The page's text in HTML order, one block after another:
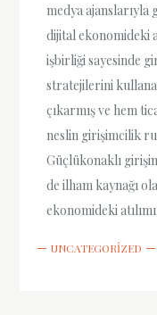
medya
dijital ekonomideki
işbirliği sayesinde
stratejilerini
çıkarmış ve hem
neslin girişimcilik
Güçlükonaklı
de ilham kaynağı
ekonomideki
UNCATEGORIZED